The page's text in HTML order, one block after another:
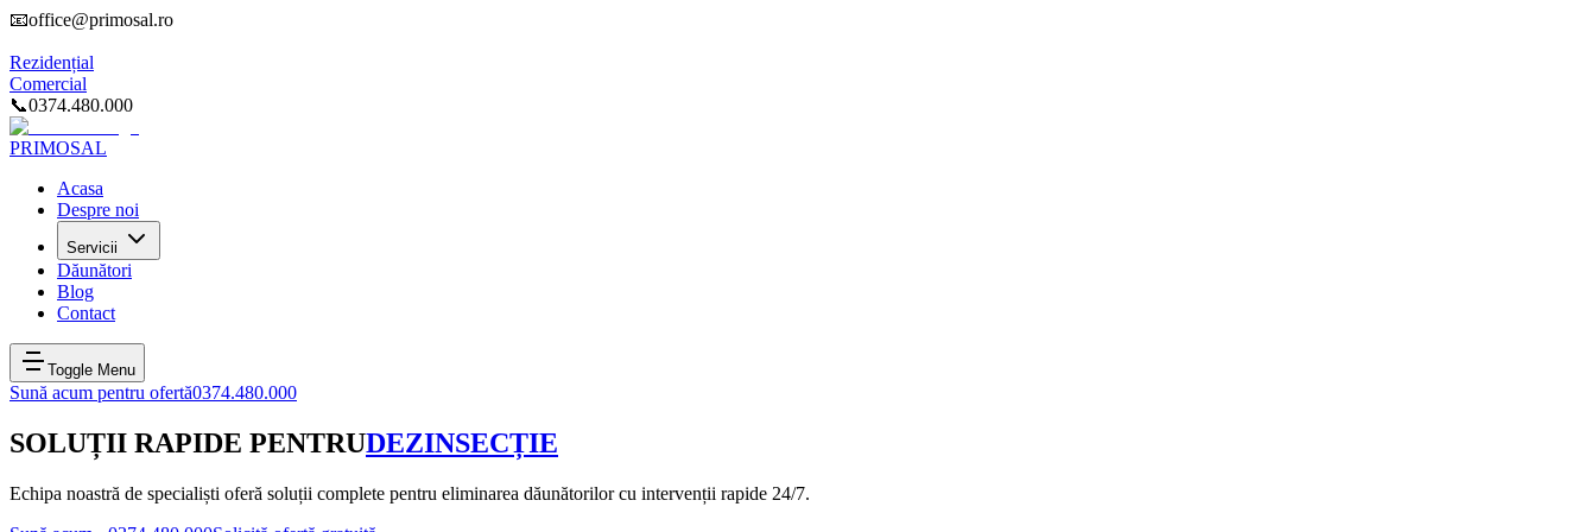
📧office@primosal.ro
Rezidențial
Comercial
📞0374.480.000
PRIMOSAL
Acasa
Despre noi
Servicii
Dăunători
Blog
Contact
Toggle Menu
Sună acum pentru ofertă0374.480.000
SOLUȚII RAPIDE PENTRUDEZINSECȚIE
Echipa noastră de specialiști oferă soluții complete pentru eliminarea dăunătorilor cu intervenții rapide 24/7.